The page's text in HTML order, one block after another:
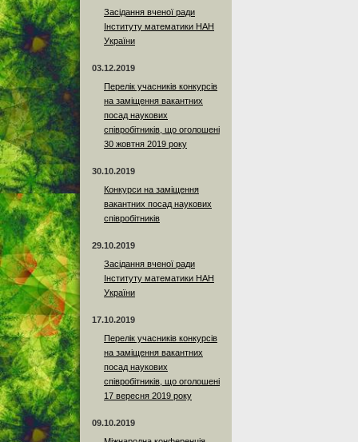
Засідання вченої ради
Інституту математики НАН
України
03.12.2019
Перелік учасників конкурсів
на заміщення вакантних
посад наукових
співробітників, що оголошені
30 жовтня 2019 року
30.10.2019
Конкурси на заміщення
вакантних посад наукових
співробітників
29.10.2019
Засідання вченої ради
Інституту математики НАН
України
17.10.2019
Перелік учасників конкурсів
на заміщення вакантних
посад наукових
співробітників, що оголошені
17 вересня 2019 року
09.10.2019